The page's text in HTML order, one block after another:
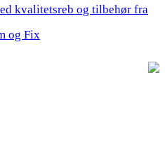
kvalitetsreb og tilbehør fra
og Fix